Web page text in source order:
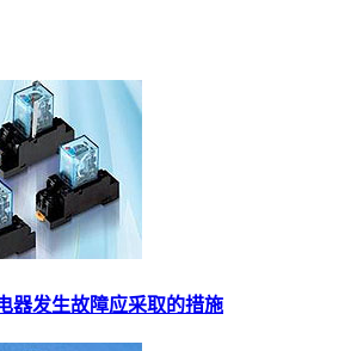
器发生故障应采取的措施